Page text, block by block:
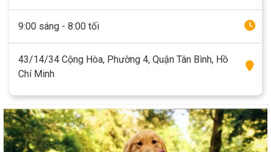
9:00 sáng - 8:00 tối
43/14/34 Cộng Hòa, Phường 4, Quận Tân Bình, Hồ
Chí Minh